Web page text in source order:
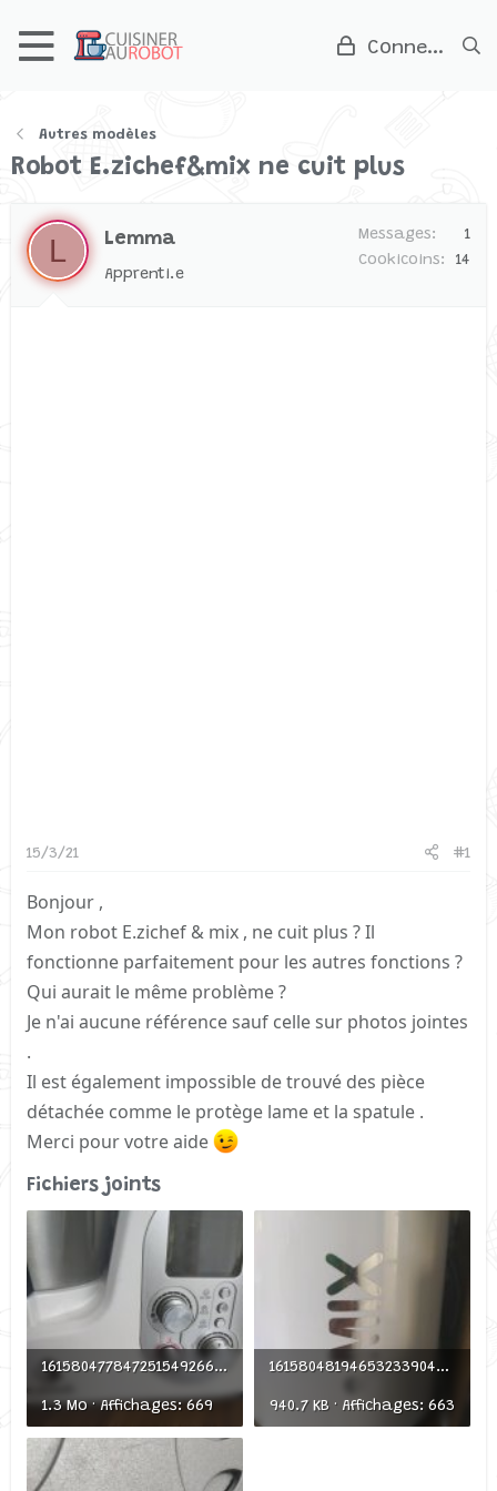
Connexion
Autres modèles
Robot E.zichef&mix ne cuit plus
L Lemma
Apprenti.e
Messages
1
Cookicoins
14
15/3/21 #1
Bonjour ,
Mon robot E.zichef & mix , ne cuit plus ? Il
fonctionne parfaitement pour les autres fonctions ?
Qui aurait le même problème ?
Je n'ai aucune référence sauf celle sur photos jointes
.
Il est également impossible de trouvé des pièce
détachée comme le protège lame et la spatule .
Merci pour votre aide
Fichiers joints
16158047784725154926622892275086.jpg
1.3 Mo · Affichages: 669
16158048194653233904236323239176.jpg
940.7 KB · Affichages: 663